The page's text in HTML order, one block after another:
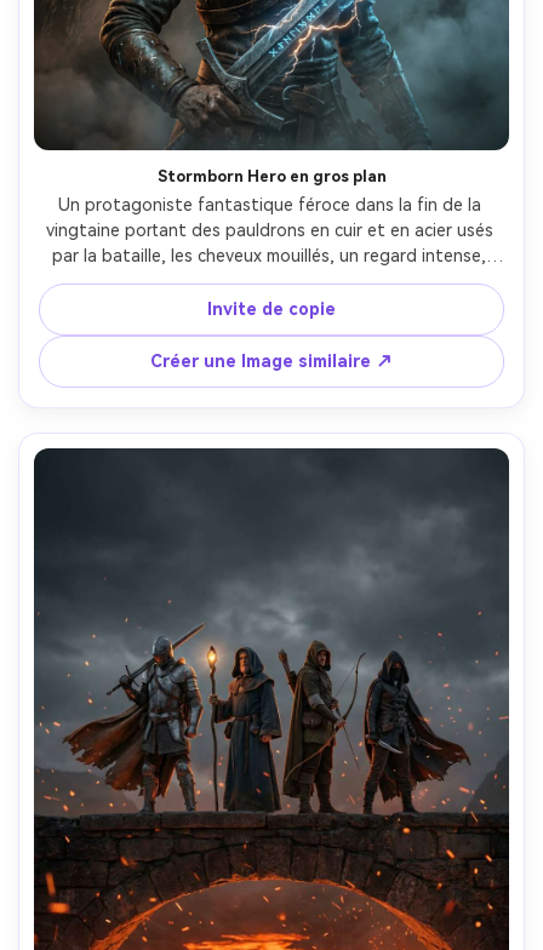
Stormborn Hero en gros plan
Un protagoniste fantastique féroce dans la fin de la
vingtaine portant des pauldrons en cuir et en acier usés
par la bataille, les cheveux mouillés, un regard intense,
tenant une épée gravée en rune angulée vers la caméra,
une tempête de foudre derrière une forteresse sur le
flanc d'une falaise, une qualité de couleur dramatique
bleu et ambre, une affiche cinématographique avec un
espace négatif propre en haut pour le titre du jeu,
brouillard volumétrique, étincelles, texture de peau ultra-
réaliste, mise au point nette, prise sur Sony A7R IV, 85mm
Invite de copie
Créer une Image similaire ↗